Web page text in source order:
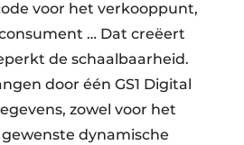
voor het verkooppunt,
… Dat creëert
de schaalbaarheid.
door één GS1 Digital
zowel voor het
dynamische